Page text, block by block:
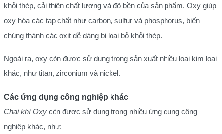
khỏi thép, cải thiện chất lượng và độ bền của sản phẩm. Oxy giúp
oxy hóa các tạp chất như carbon, sulfur và phosphorus, biến
chúng thành các oxit dễ dàng bị loại bỏ khỏi thép.
Ngoài ra, oxy còn được sử dụng trong sản xuất nhiều loại kim loại
khác, như titan, zirconium và nickel.
Các ứng dụng công nghiệp khác
Chai khí Oxy còn được sử dụng trong nhiều ứng dụng công
nghiệp khác, như: